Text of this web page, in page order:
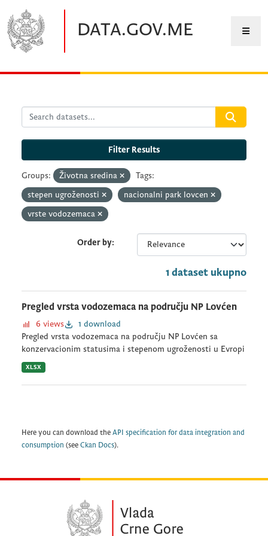
DATA.GOV.ME
Filter Results
Groups: Životna sredina
Tags:
stepen ugroženosti
nacionalni park lovcen
vrste vodozemaca
Order by
1 dataset ukupno
Pregled vrsta vodozemaca na području NP Lovćen
6 views
1 download
Pregled vrsta vodozemaca na području NP Lovćen sa
konzervacionim statusima i stepenom ugroženosti u Evropi
XLSX
Here you can download the API specification for data integration and
consumption (see Ckan Docs).